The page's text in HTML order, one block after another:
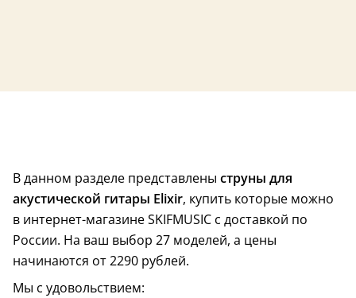
Полимерное покрытие
США
Полимерное
В данном разделе представлены струны для
акустической гитары Elixir, купить которые можно
в интернет-магазине SKIFMUSIC с доставкой по
России. На ваш выбор 27 моделей, а цены
начинаются от 2290 рублей.
Мы с удовольствием: